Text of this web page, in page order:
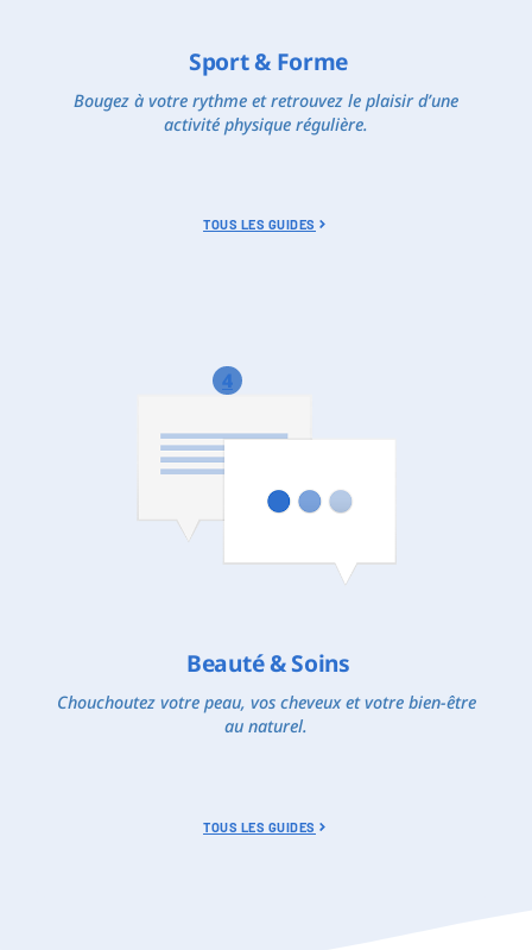
Sport & Forme
Bougez à votre rythme et retrouvez le plaisir d’une
activité physique régulière.
TOUS LES GUIDES
4
Beauté & Soins
Chouchoutez votre peau, vos cheveux et votre bien-être
au naturel.
TOUS LES GUIDES